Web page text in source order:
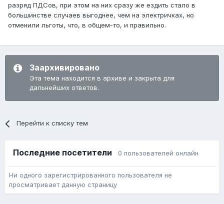
разряд ПДСов, при этом на них сразу же ездить стало в
большинстве случаев выгоднее, чем на электричках, но
отменили льготы, что, в общем-то, и правильно.
Заархивировано
Эта тема находится в архиве и закрыта для
дальнейших ответов.
Перейти к списку тем
Последние посетители 0 пользователей онлайн
Ни одного зарегистрированного пользователя не
просматривает данную страницу